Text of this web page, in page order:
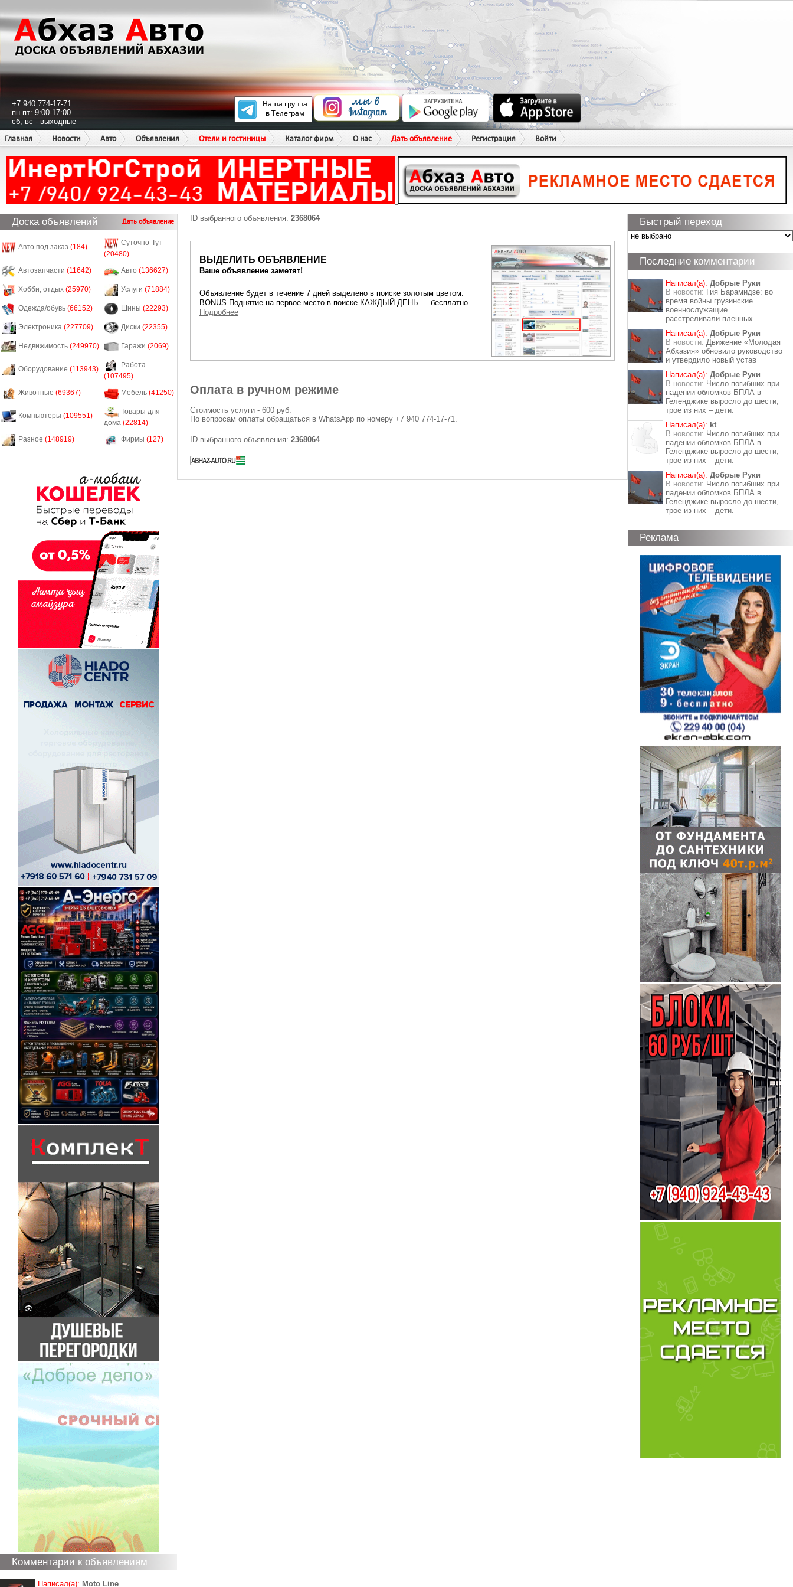
+7 940 774-17-71
пн-пт: 9:00-17:00
сб, вс - выходные
Главная
Новости Авто Объявления Отели и гостиницы Каталог фирм О нас Дать объявление Регистрация Войти
Доска объявлений Дать объявление
Авто под заказ (184)
Суточно-Тут
(20480)
Автозапчасти (11642) Авто (136627)
Хобби, отдых (25970) Услуги (71884)
Одежда/обувь (66152) Шины (22293)
Электроника (227709) Диски (22355)
Недвижимость (249970) Гаражи (2069)
Оборудование (113943)
Работа
(107495)
Животные (69367) Мебель (41250)
Компьютеры (109551)
Товары для
дома (22814)
Разное (148919) Фирмы (127)
Комментарии к объявлениям
Написал(а): Moto Line
ID выбранного объявления: 2368064
ВЫДЕЛИТЬ ОБЪЯВЛЕНИЕ
Ваше объявление заметят!
Объявление будет в течение 7 дней выделено в поиске золотым цветом.
BONUS Поднятие на первое место в поиске КАЖДЫЙ ДЕНЬ — бесплатно.
Подробнее
Оплата в ручном режиме
Стоимость услуги - 600 руб.
По вопросам оплаты обращаться в WhatsApp по номеру +7 940 774-17-71.
ID выбранного объявления: 2368064
Быстрый переход
Последние комментарии
Написал(а): Добрые Руки
В новости: Гия Барамидзе: во
время войны грузинские
военнослужащие
расстреливали пленных
Написал(а): Добрые Руки
В новости: Движение «Молодая
Абхазия» обновило руководство
и утвердило новый устав
Написал(а): Добрые Руки
В новости: Число погибших при
падении обломков БПЛА в
Геленджике выросло до шести,
трое из них – дети.
Написал(а): kt
В новости: Число погибших при
падении обломков БПЛА в
Геленджике выросло до шести,
трое из них – дети.
Написал(а): Добрые Руки
В новости: Число погибших при
падении обломков БПЛА в
Геленджике выросло до шести,
трое из них – дети.
Реклама